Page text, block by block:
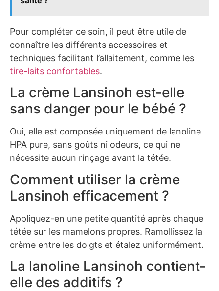
Pour compléter ce soin, il peut être utile de
connaître les différents accessoires et
techniques facilitant l’allaitement, comme les
tire-laits confortables.
La crème Lansinoh est-elle
sans danger pour le bébé ?
Oui, elle est composée uniquement de lanoline
HPA pure, sans goûts ni odeurs, ce qui ne
nécessite aucun rinçage avant la tétée.
Comment utiliser la crème
Lansinoh efficacement ?
Appliquez-en une petite quantité après chaque
tétée sur les mamelons propres. Ramollissez la
crème entre les doigts et étalez uniformément.
La lanoline Lansinoh contient-
elle des additifs ?